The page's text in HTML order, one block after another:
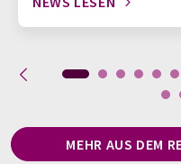
MEHR AUS DEM